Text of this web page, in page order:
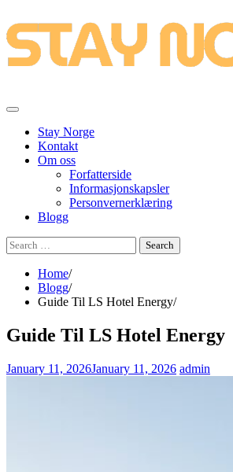
to
content
Stay Norge
Kontakt
Om oss
Forfatterside
Informasjonskapsler
Personvernerklæring
Blogg
Search
for:
Home
Blogg
Guide Til LS Hotel Energy
Guide Til LS Hotel Energy
January 11, 2026January 11, 2026 admin